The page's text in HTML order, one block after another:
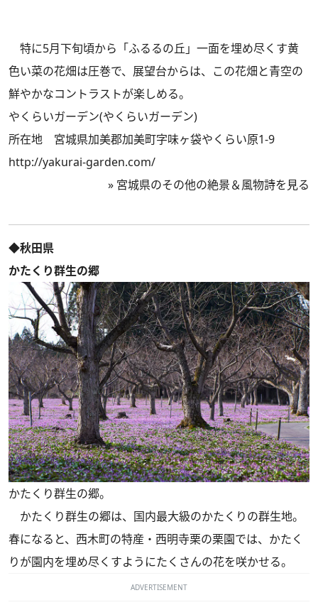
特に5月下旬頃から「ふるるの丘」一面を埋め尽くす黄
色い菜の花畑は圧巻で、展望台からは、この花畑と青空の
鮮やかなコントラストが楽しめる。
やくらいガーデン(やくらいガーデン)
所在地 宮城県加美郡加美町字味ヶ袋やくらい原1-9
http://yakurai-garden.com/
» 宮城県のその他の絶景＆風物詩を見る
◆秋田県
かたくり群生の郷
かたくり群生の郷。
かたくり群生の郷は、国内最大級のかたくりの群生地。
春になると、西木町の特産・西明寺栗の栗園では、かたく
りが園内を埋め尽くすようにたくさんの花を咲かせる。
ADVERTISEMENT